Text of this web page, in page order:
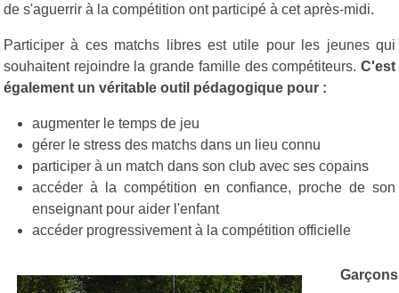
de s'aguerrir à la compétition ont participé à cet après-midi.
Participer à ces matchs libres est utile pour les jeunes qui
souhaitent rejoindre la grande famille des compétiteurs. C'est
également un véritable outil pédagogique pour :
augmenter le temps de jeu
gérer le stress des matchs dans un lieu connu
participer à un match dans son club avec ses copains
accéder à la compétition en confiance, proche de son
enseignant pour aider l'enfant
accéder progressivement à la compétition officielle